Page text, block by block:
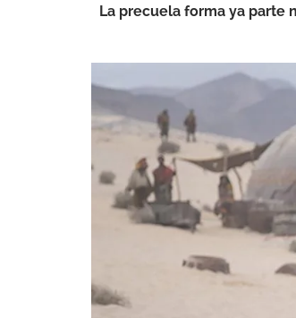
La precuela forma ya parte